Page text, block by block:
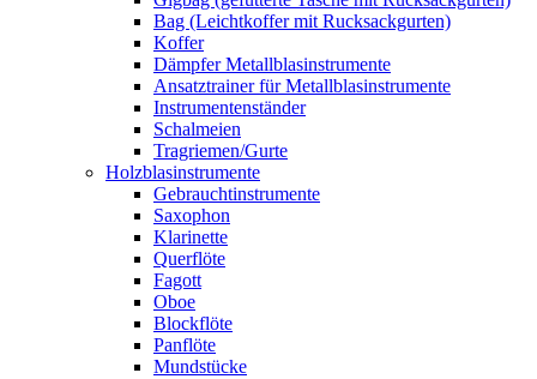
Bag (Leichtkoffer mit Rucksackgurten)
Koffer
Dämpfer Metallblasinstrumente
Ansatztrainer für Metallblasinstrumente
Instrumentenständer
Schalmeien
Tragriemen/Gurte
Holzblasinstrumente
Gebrauchtinstrumente
Saxophon
Klarinette
Querflöte
Fagott
Oboe
Blockflöte
Panflöte
Mundstücke